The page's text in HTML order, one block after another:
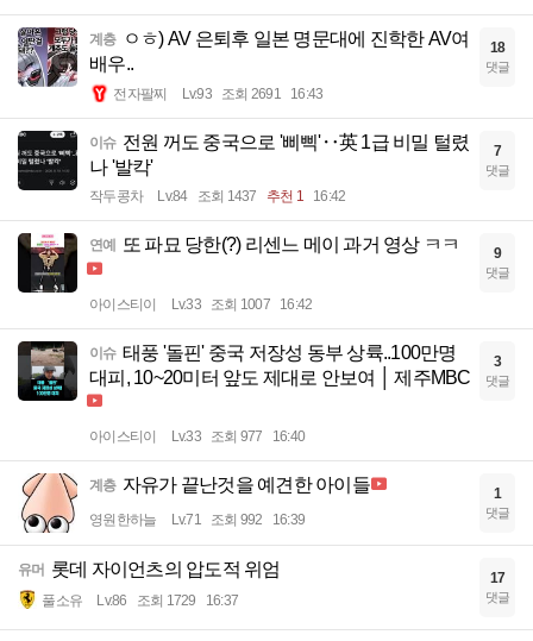
계층
ㅇㅎ) AV 은퇴후 일본 명문대에 진학한 AV여
배우..
전자팔찌 Lv.93 조회 2691 16:43
18
댓글
이슈 전원 꺼도 중국으로 '삐삑'‥英 1급 비밀 털렸
나 '발칵'
작두콩차 Lv.84 조회 1437 추천 1 16:42
7
댓글
연예 또 파묘 당한(?) 리센느 메이 과거 영상 ㅋㅋ
아이스티이 Lv.33 조회 1007 16:42
9
댓글
이슈 태풍 '돌핀' 중국 저장성 동부 상륙..100만명
대피, 10~20미터 앞도 제대로 안보여 │ 제주MBC
아이스티이 Lv.33 조회 977 16:40
3
댓글
계층 자유가 끝난것을 예견한 아이들
영원한하늘 Lv.71 조회 992 16:39
1
댓글
유머 롯데 자이언츠의 압도적 위엄
풀소유 Lv.86 조회 1729 16:37
17
댓글